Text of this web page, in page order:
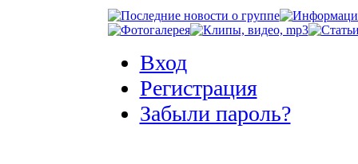
Вход
Регистрация
Забыли пароль?